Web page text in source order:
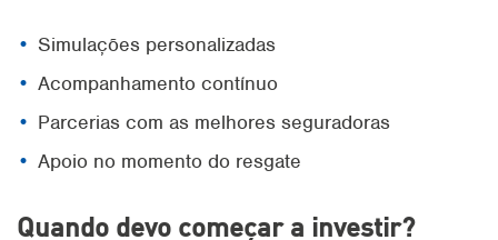
Simulações personalizadas
Acompanhamento contínuo
Parcerias com as melhores seguradoras
Apoio no momento do resgate
Quando devo começar a investir?